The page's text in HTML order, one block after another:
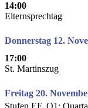
14:00
Elternsprechtag
Donnerstag 12.
17:00
St. Martinszug
Freitag 20.
Stufen EF, Q1: